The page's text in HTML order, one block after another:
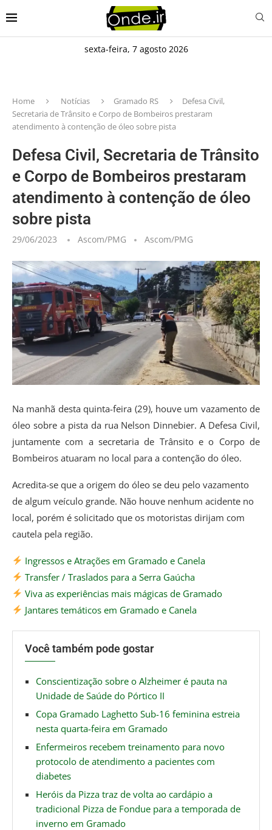
sexta-feira, 7 agosto 2026
Home Notícias Gramado RS
Defesa Civil,
Secretaria de Trânsito e Corpo de Bombeiros prestaram
atendimento à contenção de óleo sobre pista
Defesa Civil, Secretaria de Trânsito
e Corpo de Bombeiros prestaram
atendimento à contenção de óleo
sobre pista
29/06/2023 Ascom/PMG Ascom/PMG
Na manhã desta quinta-feira (29), houve um vazamento de
óleo sobre a pista da rua Nelson Dinnebier. A Defesa Civil,
juntamente com a secretaria de Trânsito e o Corpo de
Bombeiros atuaram no local para a contenção do óleo.
Acredita-se que a origem do óleo se deu pelo vazamento
de algum veículo grande. Não houve nenhum acidente no
local, porém é solicitado que os motoristas dirijam com
cautela pela região.
Ingressos e Atrações em Gramado e Canela
Transfer / Traslados para a Serra Gaúcha
Viva as experiências mais mágicas de Gramado
Jantares temáticos em Gramado e Canela
Você também pode gostar
Conscientização sobre o Alzheimer é pauta na
Unidade de Saúde do Pórtico II
Copa Gramado Laghetto Sub-16 feminina estreia
nesta quarta-feira em Gramado
Enfermeiros recebem treinamento para novo
protocolo de atendimento a pacientes com
diabetes
Heróis da Pizza traz de volta ao cardápio a
tradicional Pizza de Fondue para a temporada de
inverno em Gramado